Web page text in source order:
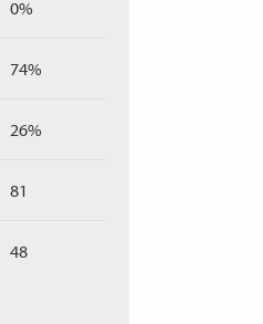
0%
74%
26%
81
48